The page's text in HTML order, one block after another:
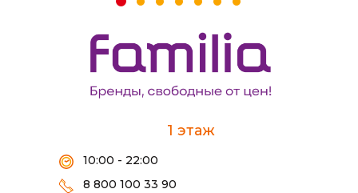
1 этаж
10:00 - 22:00
8 800 100 33 90